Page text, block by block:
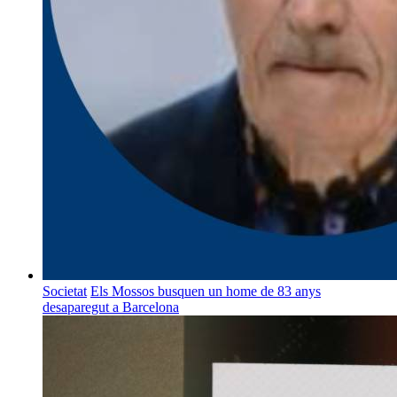
Societat Els Mossos busquen un home de 83 anys
desaparegut a Barcelona